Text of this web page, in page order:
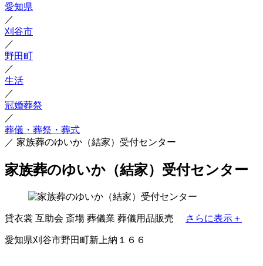
愛知県
／
刈谷市
／
野田町
／
生活
／
冠婚葬祭
／
葬儀・葬祭・葬式
／ 家族葬のゆいか（結家）受付センター
家族葬のゆいか（結家）受付センター
貸衣裳 互助会 斎場 葬儀業 葬儀用品販売 さらに表示＋
愛知県刈谷市野田町新上納１６６